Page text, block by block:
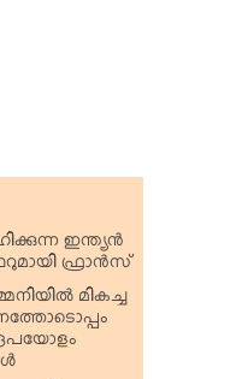
ഇന്ത്യന്‍
ഫ്രാന്‍സ്
മികച്ച